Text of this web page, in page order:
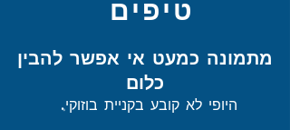
טיפים
מתמונה כמעט אי אפשר להבין
כלום
היופי לא קובע בקניית בוזוקי.